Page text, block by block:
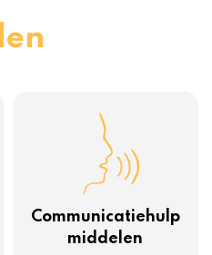
Communicatiehulp
middelen